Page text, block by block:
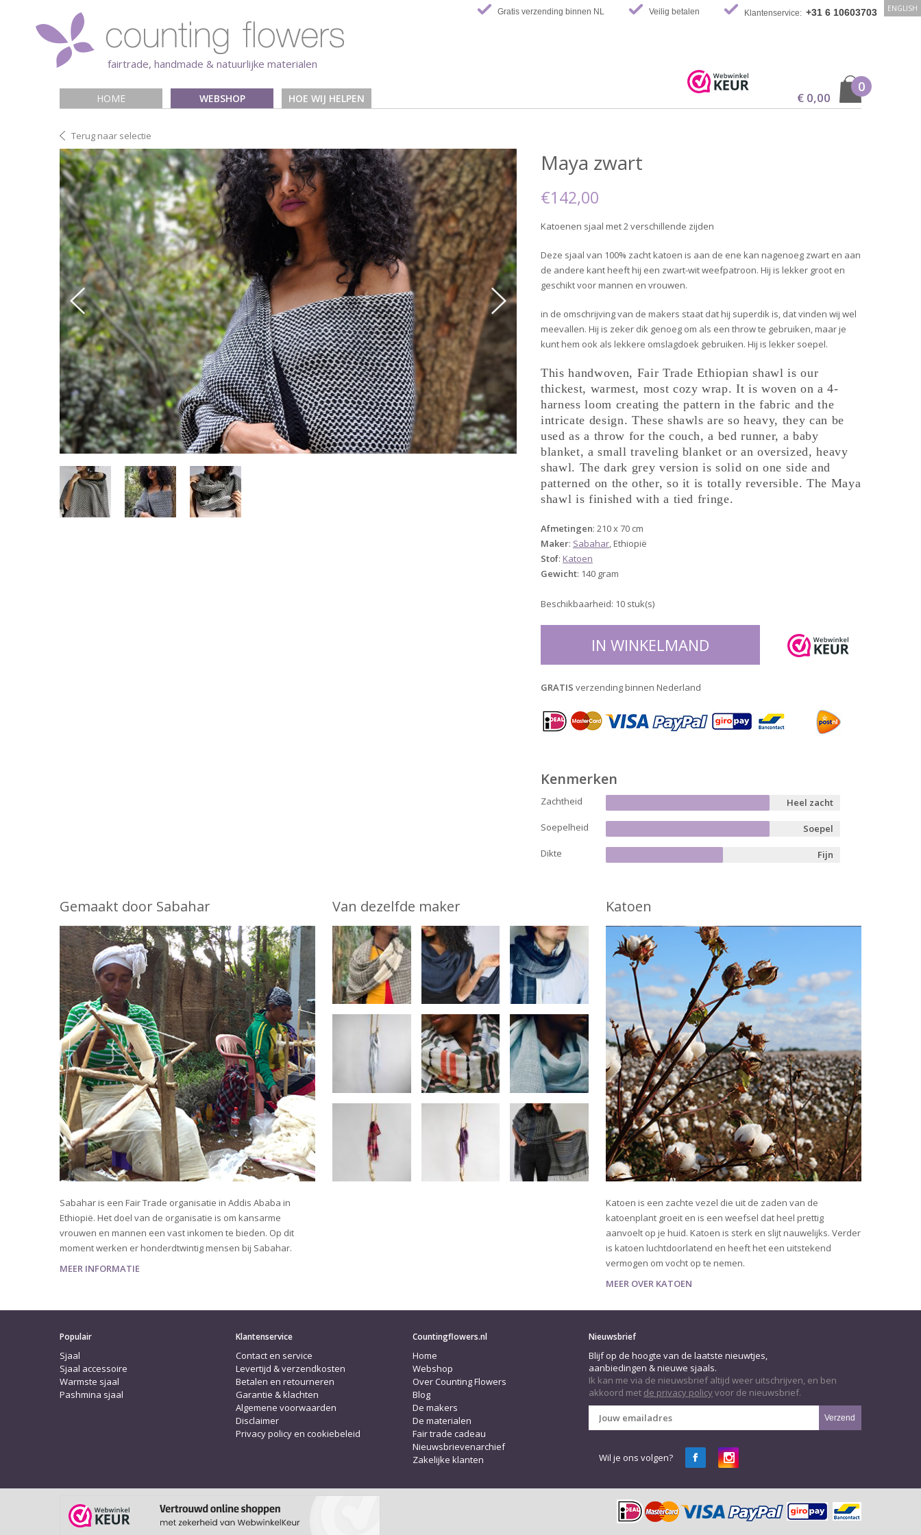
fairtrade, handmade & natuurlijke materialen
Gratis verzending binnen NL Veilig betalen Klantenservice: +31 6 10603703 ENGLISH
HOME WEBSHOP HOE WIJ HELPEN € 0,00
0
Terug naar selectie
Maya zwart
€142,00
Katoenen sjaal met 2 verschillende zijden
Deze sjaal van 100% zacht katoen is aan de ene kan nagenoeg zwart en aan
de andere kant heeft hij een zwart-wit weefpatroon. Hij is lekker groot en
geschikt voor mannen en vrouwen.
in de omschrijving van de makers staat dat hij superdik is, dat vinden wij wel
meevallen. Hij is zeker dik genoeg om als een throw te gebruiken, maar je
kunt hem ook als lekkere omslagdoek gebruiken. Hij is lekker soepel.
This handwoven, Fair Trade Ethiopian shawl is our
thickest, warmest, most cozy wrap. It is woven on a 4-
harness loom creating the pattern in the fabric and the
intricate design. These shawls are so heavy, they can be
used as a throw for the couch, a bed runner, a baby
blanket, a small traveling blanket or an oversized, heavy
shawl. The dark grey version is solid on one side and
patterned on the other, so it is totally reversible. The Maya
shawl is finished with a tied fringe.
Afmetingen: 210 x 70 cm
Maker: Sabahar, Ethiopië
Stof: Katoen
Gewicht: 140 gram
Beschikbaarheid: 10 stuk(s)
IN WINKELMAND
GRATIS verzending binnen Nederland
Kenmerken
Zachtheid
Heel zacht
Soepelheid
Soepel
Dikte
Fijn
Gemaakt door Sabahar
Sabahar is een Fair Trade organisatie in Addis Ababa in
Ethiopië. Het doel van de organisatie is om kansarme
vrouwen en mannen een vast inkomen te bieden. Op dit
moment werken er honderdtwintig mensen bij Sabahar.
MEER INFORMATIE
Van dezelfde maker Katoen
Katoen is een zachte vezel die uit de zaden van de
katoenplant groeit en is een weefsel dat heel prettig
aanvoelt op je huid. Katoen is sterk en slijt nauwelijks. Verder
is katoen luchtdoorlatend en heeft het een uitstekend
vermogen om vocht op te nemen.
MEER OVER KATOEN
Populair
Sjaal
Sjaal accessoire
Warmste sjaal
Pashmina sjaal
Klantenservice
Contact en service
Levertijd & verzendkosten
Betalen en retourneren
Garantie & klachten
Algemene voorwaarden
Disclaimer
Privacy policy en cookiebeleid
Countingflowers.nl
Home
Webshop
Over Counting Flowers
Blog
De makers
De materialen
Fair trade cadeau
Nieuwsbrievenarchief
Zakelijke klanten
Nieuwsbrief
Blijf op de hoogte van de laatste nieuwtjes,
aanbiedingen & nieuwe sjaals.
Ik kan me via de nieuwsbrief altijd weer uitschrijven, en ben
akkoord met de privacy policyvoor de nieuwsbrief.
Verzend
Wil je ons volgen?